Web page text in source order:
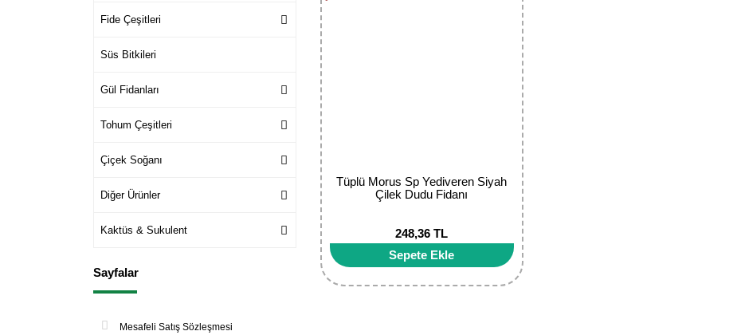
Fide Çeşitleri
Süs Bitkileri
Gül Fidanları
Tohum Çeşitleri
Çiçek Soğanı
Diğer Ürünler
Kaktüs & Sukulent
Sayfalar
Mesafeli Satış Sözleşmesi
Tüplü Morus Sp Yediveren Siyah
Çilek Dudu Fidanı
248,36 TL
Sepete Ekle